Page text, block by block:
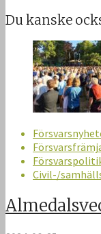
Du kanske
Civil-/